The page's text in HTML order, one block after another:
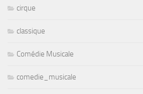
cirque
classique
Comédie Musicale
comedie_musicale